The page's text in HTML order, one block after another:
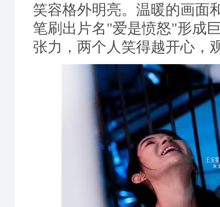
笑容格外明亮。温暖的画面
笔刷出片名"爱是愤怒"形成
张力，两个人笑得越开心，